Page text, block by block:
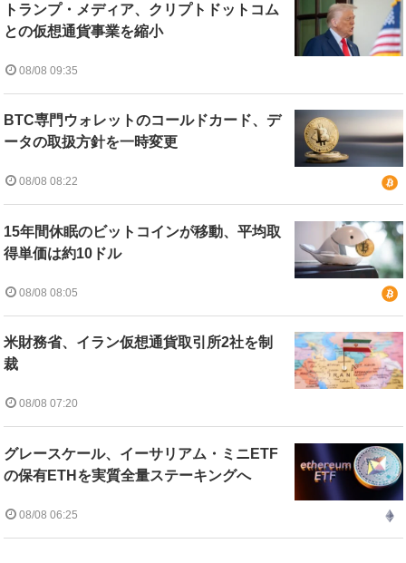
トランプ・メディア、クリプトドットコム
との仮想通貨事業を縮小
08/08 09:35
BTC専門ウォレットのコールドカード、デ
ータの取扱方針を一時変更
08/08 08:22
15年間休眠のビットコインが移動、平均取
得単価は約10ドル
08/08 08:05
米財務省、イラン仮想通貨取引所2社を制
裁
08/08 07:20
グレースケール、イーサリアム・ミニETF
の保有ETHを実質全量ステーキングへ
08/08 06:25